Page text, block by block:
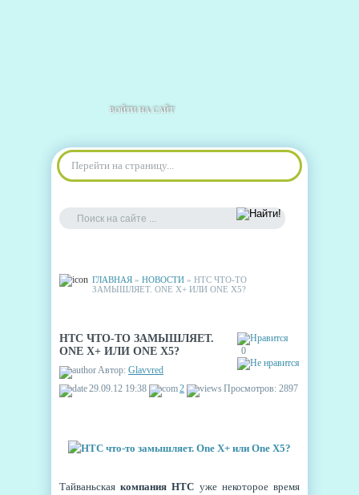
ВОЙТИ НА САЙТ
Перейти на страницу...
ГЛАВНАЯ » НОВОСТИ » HTC ЧТО-ТО
ЗАМЫШЛЯЕТ. ONE X+ ИЛИ ONE X5?
0
HTC ЧТО-ТО ЗАМЫШЛЯЕТ.
ONE X+ ИЛИ ONE X5?
Автор: Glavvred
29.09.12 19:38
2 Просмотров: 2897
Тайваньскаякомпания HTC уже некоторое время